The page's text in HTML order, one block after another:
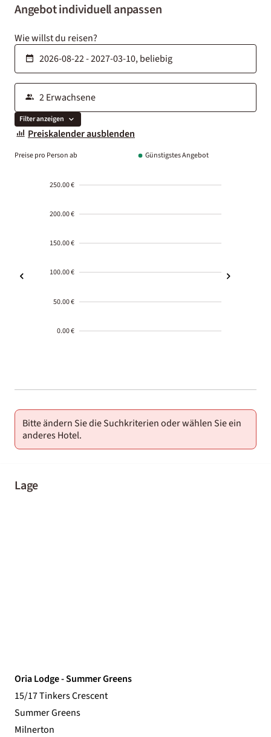
Angebot individuell anpassen
Wie willst du reisen?
Filter anzeigen
Preiskalender ausblenden
Preise pro Person ab Günstigstes Angebot
250.00 €
200.00 €
150.00 €
100.00 €
50.00 €
0.00 €
01-02
Bitte ändern Sie die Suchkriterien oder wählen Sie ein
anderes Hotel.
Lage
Oria Lodge - Summer Greens
15/17 Tinkers Crescent
Summer Greens
Milnerton